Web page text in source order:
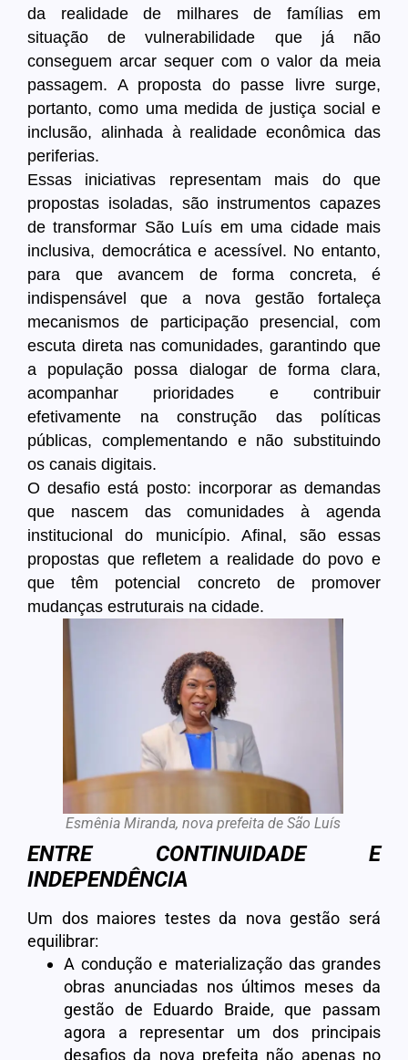
da realidade de milhares de famílias em
situação de vulnerabilidade que já não
conseguem arcar sequer com o valor da meia
passagem. A proposta do passe livre surge,
portanto, como uma medida de justiça social e
inclusão, alinhada à realidade econômica das
periferias.
Essas iniciativas representam mais do que
propostas isoladas, são instrumentos capazes
de transformar São Luís em uma cidade mais
inclusiva, democrática e acessível. No entanto,
para que avancem de forma concreta, é
indispensável que a nova gestão fortaleça
mecanismos de participação presencial, com
escuta direta nas comunidades, garantindo que
a população possa dialogar de forma clara,
acompanhar prioridades e contribuir
efetivamente na construção das políticas
públicas, complementando e não substituindo
os canais digitais.
O desafio está posto: incorporar as demandas
que nascem das comunidades à agenda
institucional do município. Afinal, são essas
propostas que refletem a realidade do povo e
que têm potencial concreto de promover
mudanças estruturais na cidade.
Esmênia Miranda, nova prefeita de São Luís
ENTRE CONTINUIDADE E
INDEPENDÊNCIA
Um dos maiores testes da nova gestão será
equilibrar:
A condução e materialização das grandes
obras anunciadas nos últimos meses da
gestão de Eduardo Braide, que passam
agora a representar um dos principais
desafios da nova prefeita não apenas no